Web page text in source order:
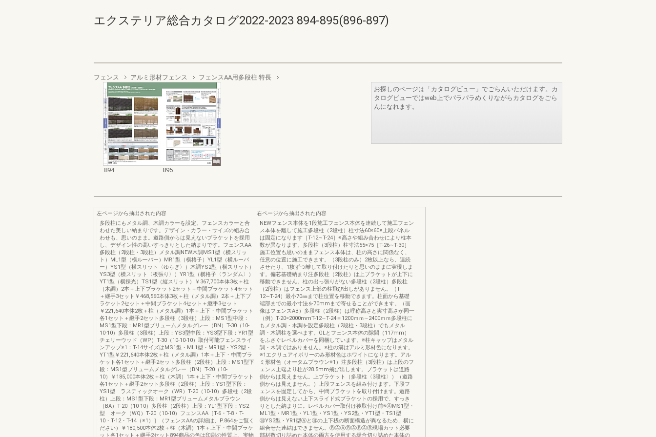
エクステリア総合カタログ2022-2023 894-895(896-897)
フェンス アルミ形材フェンス フェンスAA用多段柱 特長
894 895
お探しのページは「カタログビュー」でごらんいただけます。カ
タログビューではweb上でパラパラめくりながらカタログをごら
んになれます。
左ページから抽出された内容
多段柱にもメタル調、木調カラーを設定。フェンスカラーと合
わせた美しい納まりです。デザイン・カラー・サイズの組み合
わせも、思いのまま。道路側からは見えないブラケットを採用
し、デザイン性の高いすっきりとした納まりです。フェンスAA
多段柱（2段柱・3段柱）メタル調NEW木調MS1型（横スリッ
ト）ML1型（横ルーバー）MR1型（横格子）YL1型（横ルーバ
ー）YS1型（横スリット〈ゆらぎ〉）木調YS2型（横スリット）
YS3型（横スリット〈板張り〉）YR1型（横格子〈ランダム〉）
YT1型（横採光）TS1型（縦スリット）￥367,700本体3枚＋柱
（木調）2本＋上下ブラケット2セット＋中間ブラケット4セット
＋継手3セット￥468,560本体3枚＋柱（メタル調）2本＋上下ブ
ラケット2セット＋中間ブラケット4セット＋継手3セット
￥221,640本体2枚＋柱（メタル調）1本＋上下・中間ブラケット
各1セット＋継手2セット多段柱（3段柱）上段：MS1型中段：
MS1型下段：MR1型ブリュームメタルグレー（BN）T-30（10-
10-10）多段柱（3段柱）上段：YS3型中段：YS3型下段：YR1型
チェリーウッド（WP）T-30（10-10-10）取付可能フェンスライ
ンアップ※1：T-14サイズはMS1型・ML1型・MR1型・YS2型・
YT1型￥221,640本体2枚＋柱（メタル調）1本＋上下・中間ブラ
ケット各1セット＋継手2セット多段柱（2段柱）上段：MS1型下
段：MS1型ブリュームメタルグレー（BN）T-20（10-
10）￥185,000本体2枚＋柱（木調）1本＋上下・中間ブラケット
各1セット＋継手2セット多段柱（2段柱）上段：YS1型下段：
YS1型 ラスティックオーク（WR）T-20（10-10）多段柱（2段
柱）上段：MS1型下段：MR1型ブリュームメタルブラウン
（BA）T-20（10-10）多段柱（2段柱）上段：YL1型下段：YS2
型 オーク（WQ）T-20（10-10）フェンスAA［T-6・T-8・T-
10・T-12・T-14（※1）］（フェンスAAの詳細は、P.864をご覧く
ださい）￥180,500本体2枚＋柱（木調）1本＋上下・中間ブラケ
ット各1セット＋継手2セット894商品の色は印刷の性質上、実物
右ページから抽出された内容
NEWフェンス本体を1段施工フェンス本体を連続して施工フェン
ス本体を離して施工多段柱（2段柱）柱寸法60×60※上段パネル
は固定になります［T-12∼T-24］※高さや組み合わせにより柱本
数が異なります。多段柱（3段柱）柱寸法55×75［T-26∼T-30］
施工位置も思いのままフェンス本体は、柱の高さに関係なく、
任意の位置に施工できます。（3段柱のみ）2枚以上なら、連続
させたり、1枚ずつ離して取り付けたりと思いのままに実現しま
す。偏芯基礎納まり注多段柱（2段柱）は上ブラケットが上下に
移動できません。柱の出っ張りがない多段柱（2段柱）多段柱
（2段柱）はフェンス上部の柱飛び出しがありません。（T-
12∼T-24）最小70㎜まで柱位置を移動できます。柱面から基礎
端部までの最小寸法を70mmまで寄せることができます。（画
像はフェンスAB）多段柱（2段柱）は呼称高さと実寸高さが同一
（例）T-20=2000mmT-12∼T-24＝1200ｍｍ∼2400ｍｍ多段柱に
もメタル調・木調を設定多段柱（2段柱・3段柱）でもメタル
調・木調柱を選べます。GLとフェンス本体の隙間（117mm）
をふさぐレベルカバーを同梱しています。※柱キャップはメタル
調・木調ではありません。※柱の溝はアルミ形材色になります。
※1エクリュアイボリーのみ形材色はホワイトになります。アル
ミ形材色（オータムブラウン※1）注多段柱（3段柱）は上段のフ
ェンス上端より柱が28.5mm飛び出します。ブラケットは道路
側からは見えません。上ブラケット（多段柱〈3段柱〉）（道路
側からは見えません。）上段フェンスを組み付けます。下段フ
ェンスを固定してから、中間ブラケットを取り付けます。道路
側からは見えない上下スライド式ブラケットの採用で、すっき
りとした納まりに。レベルカバー取付け後取付け前※ⒶMS1型・
ML1型・MR1型・YL1型・YS1型・YS2型・YT1型・TS1型
ⒷYS3型・YR1型ⒶとⒷの上下桟の断面構造が異なるため、横に
組合せた連結はできません。ⒷⒶⒶⒷⒶⒷⒶⒷ現場カット必要
部材数切り詰めた本体の両方を使用する場合切り詰めた本体の